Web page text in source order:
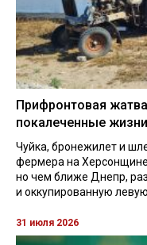
Прифронтовая
покалеченные
Чуйка, бронежилет и
фермера на
но чем ближе Днепр,
и оккупированную левую
31 июля 2026